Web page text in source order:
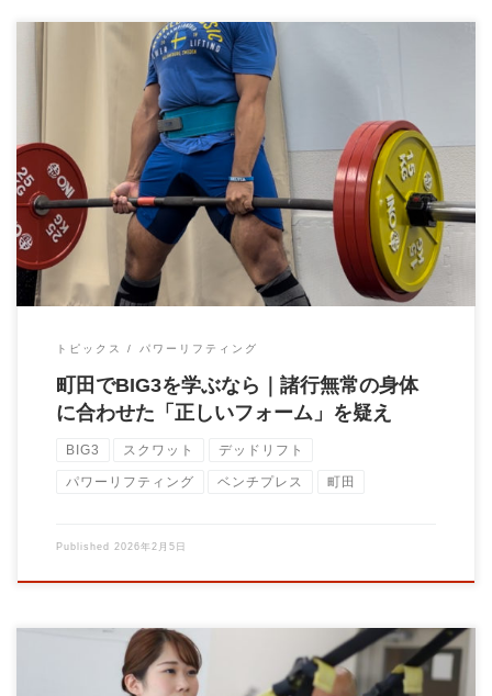
BIG3における「正しいフォーム」とは何か？ スクワット、ベン
チプレス、デッドリフト。いわゆるBIG […]
トピックス パワーリフティング
町田でBIG3を学ぶなら｜諸行無常の身体
に合わせた「正しいフォーム」を疑え
BIG3 スクワット デッドリフト
パワーリフティング ベンチプレス 町田
Published 2026年2月5日